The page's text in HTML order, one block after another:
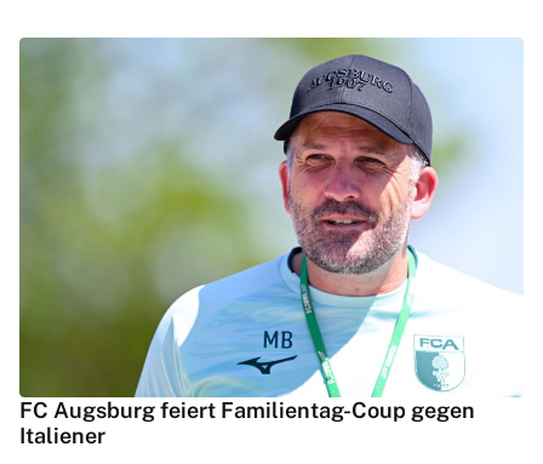
FC Augsburg feiert Familientag-Coup gegen
Italiener